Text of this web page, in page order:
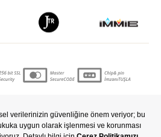
Sistemleriyle Hazırlanmıştır.